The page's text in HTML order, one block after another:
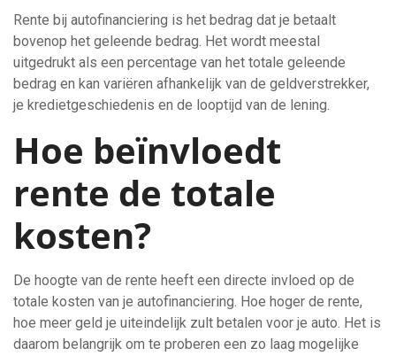
Rente bij autofinanciering is het bedrag dat je betaalt
bovenop het geleende bedrag. Het wordt meestal
uitgedrukt als een percentage van het totale geleende
bedrag en kan variëren afhankelijk van de geldverstrekker,
je kredietgeschiedenis en de looptijd van de lening.
Hoe beïnvloedt
rente de totale
kosten?
De hoogte van de rente heeft een directe invloed op de
totale kosten van je autofinanciering. Hoe hoger de rente,
hoe meer geld je uiteindelijk zult betalen voor je auto. Het is
daarom belangrijk om te proberen een zo laag mogelijke